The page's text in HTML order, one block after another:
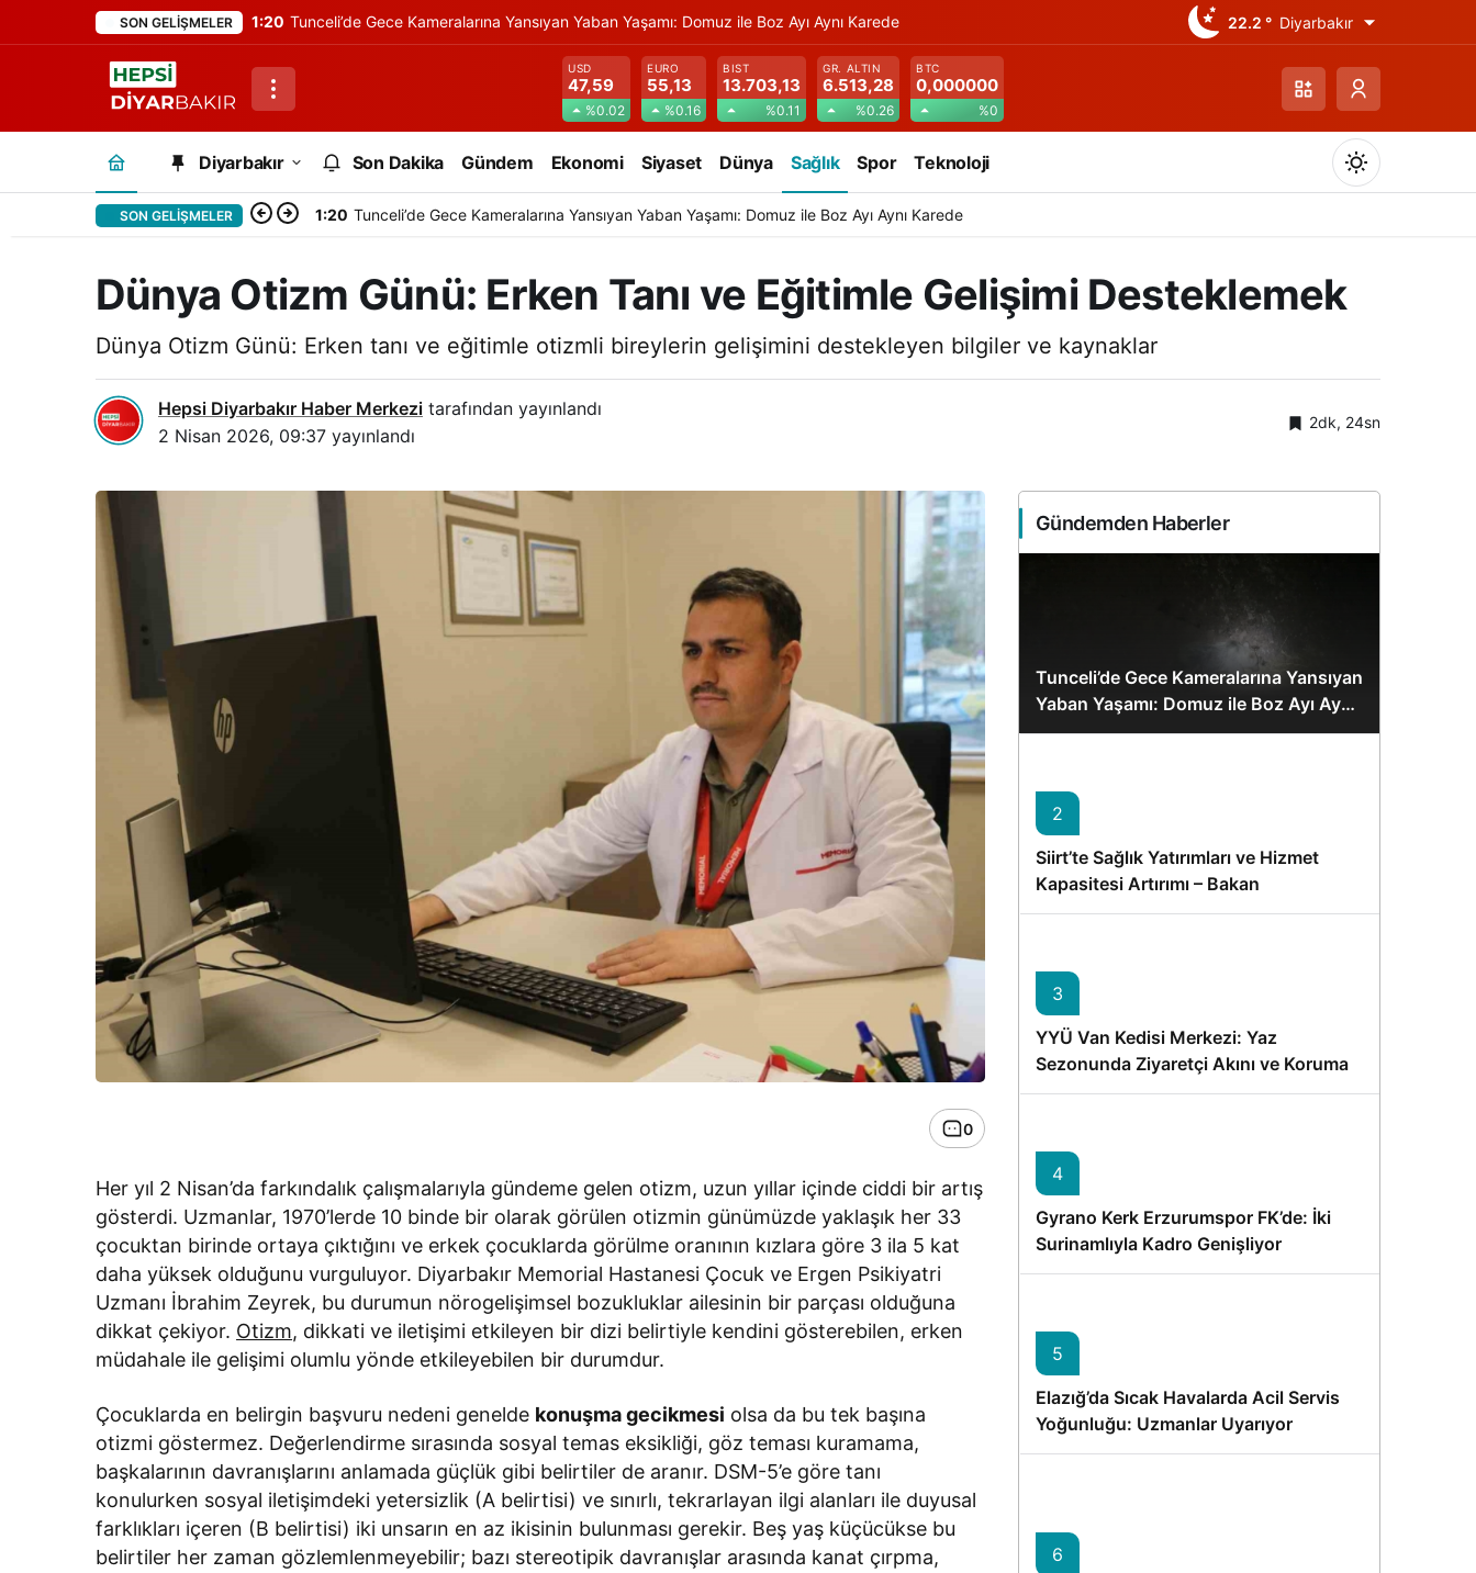
SON GELIŞMELER 1:20 Tunceli’de Gece Kameralarına Yansıyan Yaban Yaşamı: Domuz ile Boz Ayı Aynı Karede 22.2 ° Diyarbakır
USD
47,59
%0.02
EURO
55,13
%0.16
BIST
13.703,13
%0.11
GR. ALTIN
6.513,28
%0.26
BTC
0,000000
%0
Diyarbakır Son Dakika Gündem Ekonomi Siyaset Dünya Sağlık Spor Teknoloji
Gündüz Modu
Gündüz modunu seçin.
Sistem Modu
Sistem modunu seçin.
SON GELIŞMELER 1:20 Tunceli’de Gece Kameralarına Yansıyan Yaban Yaşamı: Domuz ile Boz Ayı Aynı Karede
Dünya Otizm Günü: Erken Tanı ve Eğitimle Gelişimi Desteklemek
Dünya Otizm Günü: Erken tanı ve eğitimle otizmli bireylerin gelişimini destekleyen bilgiler ve kaynaklar
Hepsi Diyarbakır Haber Merkezi tarafından yayınlandı
2 Nisan 2026, 09:37 yayınlandı
2dk, 24sn
0
Her yıl 2 Nisan’da farkındalık çalışmalarıyla gündeme gelen otizm, uzun yıllar içinde ciddi bir artış
gösterdi. Uzmanlar, 1970’lerde 10 binde bir olarak görülen otizmin günümüzde yaklaşık her 33
çocuktan birinde ortaya çıktığını ve erkek çocuklarda görülme oranının kızlara göre 3 ila 5 kat
daha yüksek olduğunu vurguluyor. Diyarbakır Memorial Hastanesi Çocuk ve Ergen Psikiyatri
Uzmanı İbrahim Zeyrek, bu durumun nörogelişimsel bozukluklar ailesinin bir parçası olduğuna
dikkat çekiyor. Otizm, dikkati ve iletişimi etkileyen bir dizi belirtiyle kendini gösterebilen, erken
müdahale ile gelişimi olumlu yönde etkileyebilen bir durumdur.
Çocuklarda en belirgin başvuru nedeni genelde konuşma gecikmesi olsa da bu tek başına
otizmi göstermez. Değerlendirme sırasında sosyal temas eksikliği, göz teması kuramama,
başkalarının davranışlarını anlamada güçlük gibi belirtiler de aranır. DSM-5’e göre tanı
konulurken sosyal iletişimdeki yetersizlik (A belirtisi) ve sınırlı, tekrarlayan ilgi alanları ile duyusal
farklıkları içeren (B belirtisi) iki unsarın en az ikisinin bulunması gerekir. Beş yaş küçücükse bu
belirtiler her zaman gözlemlenmeyebilir; bazı stereotipik davranışlar arasında kanat çırpma,
Gündemden Haberler
Tunceli’de Gece Kameralarına Yansıyan
Yaban Yaşamı: Domuz ile Boz Ayı Aynı
Karede
2
Siirt’te Sağlık Yatırımları ve Hizmet
Kapasitesi Artırımı – Bakan
Memişoğlu’nun Ziyareti
3
YYÜ Van Kedisi Merkezi: Yaz
Sezonunda Ziyaretçi Akını ve Koruma
Vurgusu
4
Gyrano Kerk Erzurumspor FK’de: İki
Surinamlıyla Kadro Genişliyor
5
Elazığ’da Sıcak Havalarda Acil Servis
Yoğunluğu: Uzmanlar Uyarıyor
6